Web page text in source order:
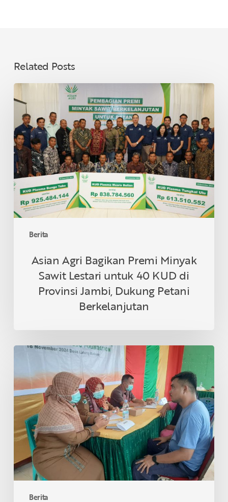
Related Posts
Berita
Asian
Agri
Bagikan
Premi
Minyak
Sawit
Lestari
untuk
40
KUD
di
Provinsi
Dukung
Petani
Berkelanjutan
Asian Agri Bagikan Premi Minyak
Sawit Lestari untuk 40 KUD di
Provinsi Jambi, Dukung Petani
Berkelanjutan
Berita
Asian
&
Tanoto
Foundation
Gelar
Sehat
Bersama
Desa
Lalang
Kabung,